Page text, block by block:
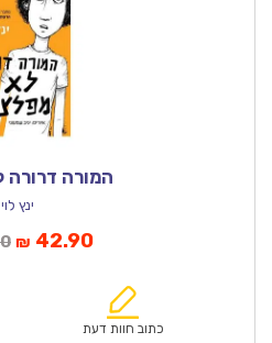
המורה
ינץ לוי
המחיר
₪61.00.
₪ 42.90המחיר
הוא:
כתוב חוות דעת